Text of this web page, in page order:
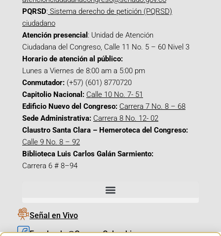
PQRSD: Sistema derecho de petición (PQRSD)
ciudadano
Atención presencial : Unidad de Atención
Ciudadana del Congreso, Calle 11 No. 5 – 60 Nivel 3
Horario de atención al público:
Lunes a Viernes de 8:00 am a 5:00 pm
Conmutador: (+57) (601) 8770720
Capitolio Nacional: Calle 10 No. 7- 51
Edificio Nuevo del Congreso: Carrera 7 No. 8 – 68
Sede Administrativa: Carrera 8 No. 12- 02
Claustro Santa Clara – Hemeroteca del Congreso:
Calle 9 No. 8 – 92
Biblioteca Luis Carlos Galán Sarmiento:
Carrera 6 # 8–94
Señal en Vivo
Facebook_@CamaraColombia